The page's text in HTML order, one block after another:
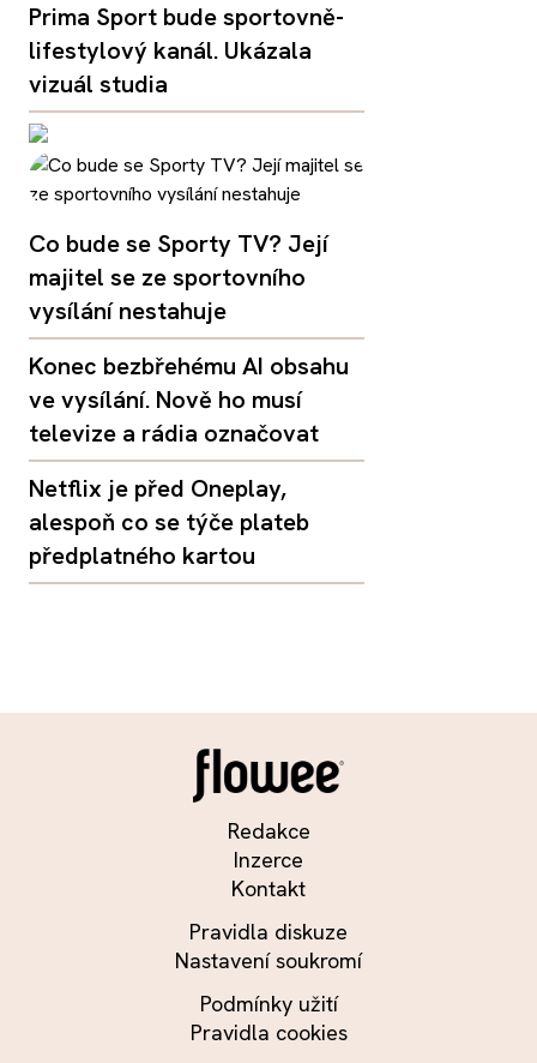
Prima Sport bude sportovně-
lifestylový kanál. Ukázala
vizuál studia
Co bude se Sporty TV? Její
majitel se ze sportovního
vysílání nestahuje
Konec bezbřehému AI obsahu
ve vysílání. Nově ho musí
televize a rádia označovat
Netflix je před Oneplay,
alespoň co se týče plateb
předplatného kartou
Redakce
Inzerce
Kontakt
Pravidla diskuze
Nastavení soukromí
Podmínky užití
Pravidla cookies